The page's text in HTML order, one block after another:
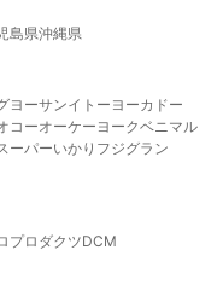
島県沖縄県
ヨーサンイトーヨーカドー
コーオーケー ヨークベニマル
ーパーいかり フジグラン
プロダクツDCM